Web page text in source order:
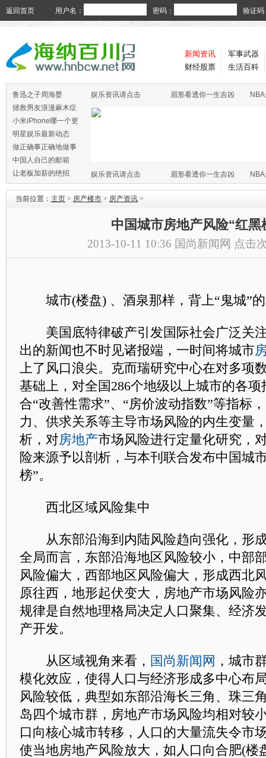
返回首页 用户名： 密码： 验证码
新闻资讯
财经股票
军事武器
生活百科
鲁迅之子周海婴
拯救男友浪漫麻木症
小米iPhone哪一个更
火
明星娱乐最新动态
做正确事正确地做事
中国人自己的邮箱
让老板加薪的绝招
娱乐资讯请点击 眉形看透你一生吉凶
娱乐资讯请点击 眉形看透你一生吉凶
当前位置： 主页 > 房产楼市 > 房产资讯 >
中国城市房地产风险“红黑
2013-10-11 10:36 国尚新闻网 点击
城市(楼盘) 、酒泉那样，背上“鬼城”的
美国底特律破产引发国际社会广泛关注
出的新闻也不时见诸报端，一时间将城市
上了风口浪尖。克而瑞研究中心在对多项
基础上，对全国286个地级以上城市的各
合“改善性需求”、“房价波动指数”等指标
力、供求关系等主导市场风险的内生变量
析，对房地产市场风险进行定量化研究，
险来源予以剖析，与本刊联合发布中国城
榜”。
西北区域风险集中
从东部沿海到内陆风险趋向强化，形
全局而言，东部沿海地区风险较小，中部
风险偏大，西部地区风险偏大，形成西北
原往西，地形起伏变大，房地产市场风险
规律是自然地理格局决定人口聚集、经济
产开发。
从区域视角来看， 国尚新闻网 ，城市
模化效应，使得人口与经济形成多中心布
风险较低，典型如东部沿海长三角、珠三
岛四个城市群，房地产市场风险均相对较
口向核心城市转移，人口的大量流失令市
使当地房地产风险放大，如人口向合肥(楼